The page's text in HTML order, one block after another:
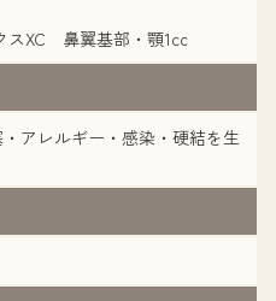
スXC 鼻翼基部・顎1cc
アレルギー・感染・硬結を生